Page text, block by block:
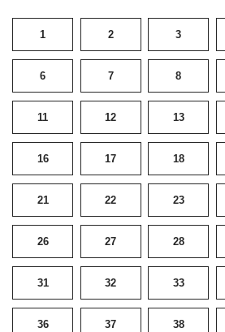
1 2 3
6 7 8
11 12 13
16 17 18
21 22 23
26 27 28
31 32 33
36 37 38